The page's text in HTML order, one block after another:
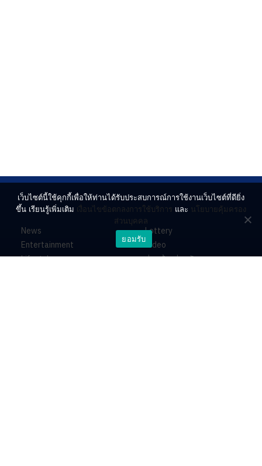
News
Entertainment
Lifestyle
Lottery
Video
ร่วมด้วยช่วยกัน
เว็บไซต์นี้ใช้คุกกี้เพื่อให้ท่านได้รับประสบการณ์การใช้งานเว็บไซต์ที่ดียิ่ง
ขึ้น เรียนรู้เพิ่มเติม เงื่อนไขข้อตกลงการใช้บริการ และ นโยบายคุ้มครอง
ส่วนบุคคล
ยอมรับ